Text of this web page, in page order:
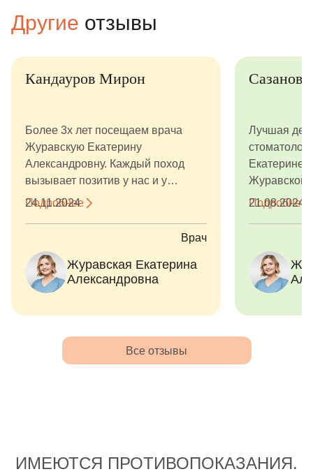
Другие отзывы
Кандауров Мирон
Более 3х лет посещаем врача
Журавскую Екатерину
Александровну. Каждый поход
вызывает позитив у нас и у
ребёнка: прекрасная клиника,
доктор - современная, работает по
медицины. В курсе всех новинок.
Все процедуры делает очень
профилактические меры. Второго
Подробнее
24.11.2024
Врач
Журавская Екатерина
Александровна
Сазанов
Лучшая
Екатерине
Журавской
Подробнее
21.08.2024
Все отзывы
ИМЕЮТСЯ ПРОТИВОПОКАЗАНИЯ.